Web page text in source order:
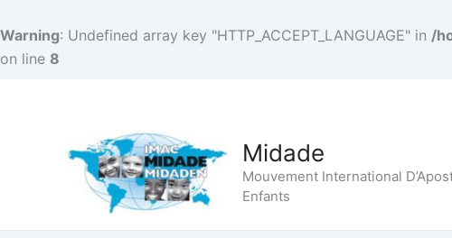
Warning: Undefined array key "HTTP_ACCEPT_LANGUAGE" in /
on line 8
Midade
Mouvement International
Enfants